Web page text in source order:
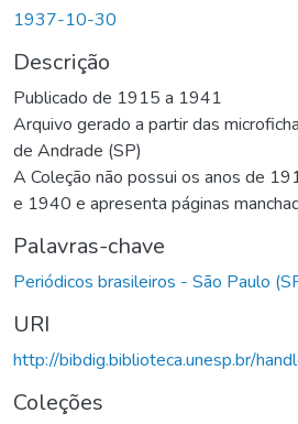
1937-10-30
Descrição
Publicado de 1915 a 1941
Arquivo gerado a partir das
de Andrade (SP)
A Coleção não possui os anos de
e 1940 e apresenta páginas
Palavras-chave
Periódicos brasileiros - São Paulo
URI
http://bibdig.biblioteca.unesp.br/
Coleções